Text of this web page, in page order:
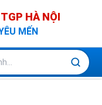
HÀ NỘI
MẾN